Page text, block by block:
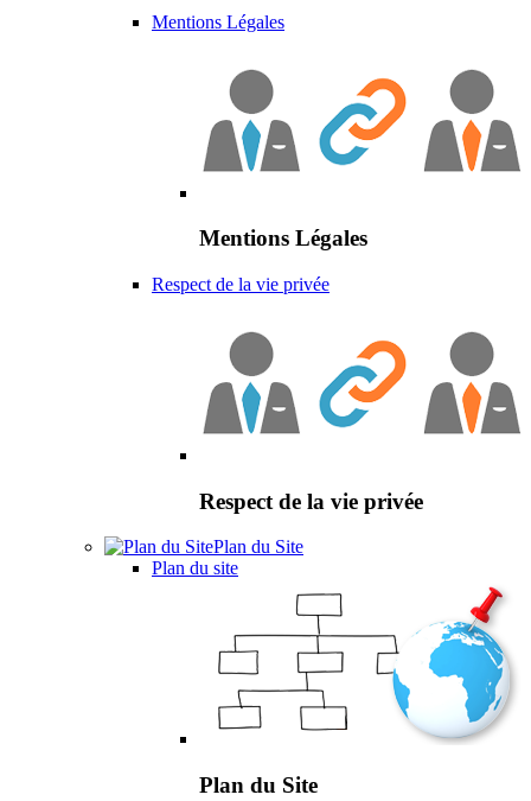
Mentions Légales
Mentions Légales
Respect de la vie privée
Respect de la vie privée
Plan du Site
Plan du site
Plan du Site